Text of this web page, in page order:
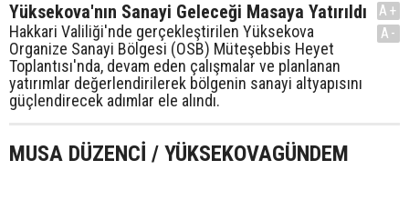
Yüksekova'nın Sanayi Geleceği Masaya Yatırıldı
Hakkari Valiliği'nde gerçekleştirilen Yüksekova
Organize Sanayi Bölgesi (OSB) Müteşebbis Heyet
Toplantısı'nda, devam eden çalışmalar ve planlanan
yatırımlar değerlendirilerek bölgenin sanayi altyapısını
güçlendirecek adımlar ele alındı.
A+
A-
MUSA DÜZENCİ / YÜKSEKOVAGÜNDEM